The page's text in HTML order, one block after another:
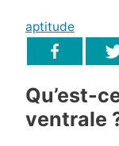
aptitude
Qu’est-
ventrale